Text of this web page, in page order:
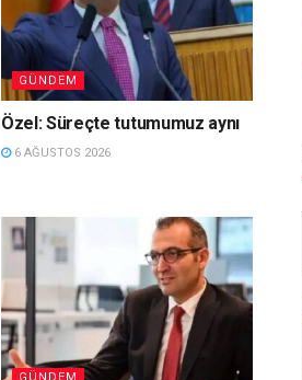
GÜNDEM
Özel: Süreçte tutumumuz aynı
6 AĞUSTOS 2026
GÜNDEM